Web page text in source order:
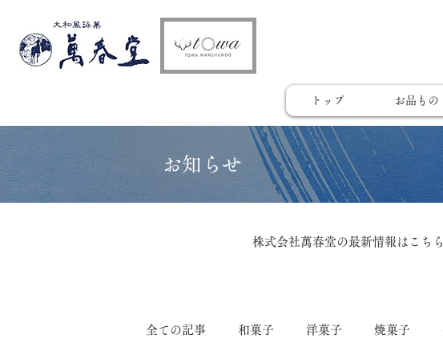
トップ お品もの
​お知らせ
株式会社萬春堂の最新情報はこち
全ての記事 和菓子 洋菓子 焼菓子